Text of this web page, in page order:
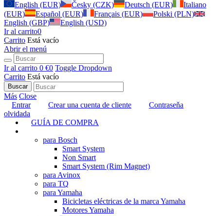
English (EUR)
Česky (CZK) Deutsch (EUR)
Italiano
(EUR)
Español (EUR) Français (EUR)
Polski (PLN)
English (GBP)
English (USD)
Ir al carrito0
Carrito Está vacío
Abrir el menú
Ir al carrito 0 €0 Toggle Dropdown
Carrito Está vacío
Buscar
Más Close
Entrar
Crear una cuenta de cliente
Contraseňa
olvidada
GUÍA DE COMPRA
para Bosch
Smart System
Non Smart
Smart System (Rim Magnet)
para Avinox
para TQ
para Yamaha
Bicicletas eléctricas de la marca Yamaha
Motores Yamaha